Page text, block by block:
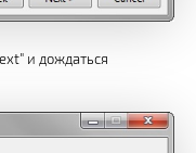
и дождаться